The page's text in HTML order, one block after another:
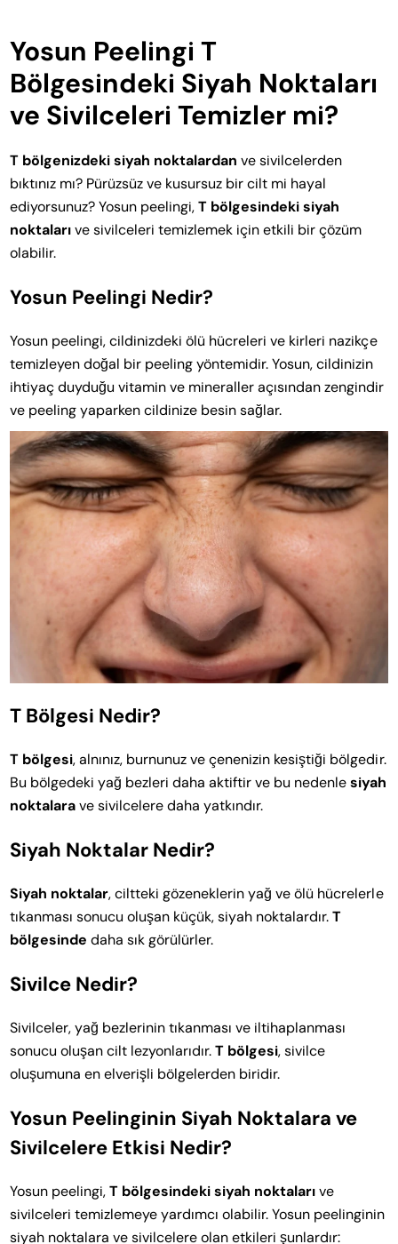
Yosun Peelingi T
Bölgesindeki Siyah Noktaları
ve Sivilceleri Temizler mi?
T bölgenizdeki siyah noktalardan ve sivilcelerden
bıktınız mı? Pürüzsüz ve kusursuz bir cilt mi hayal
ediyorsunuz? Yosun peelingi,T bölgesindeki siyah
noktalarıve sivilceleri temizlemek için etkili bir çözüm
olabilir.
Yosun Peelingi Nedir?
Yosun peelingi, cildinizdeki ölü hücreleri ve kirleri nazikçe
temizleyen doğal bir peeling yöntemidir. Yosun, cildinizin
ihtiyaç duyduğu vitamin ve mineraller açısından zengindir
ve peeling yaparken cildinize besin sağlar.
T Bölgesi Nedir?
T bölgesi, alnınız, burnunuz ve çenenizin kesiştiği bölgedir.
Bu bölgedeki yağ bezleri daha aktiftir ve bu nedenlesiyah
noktalarave sivilcelere daha yatkındır.
Siyah Noktalar Nedir?
Siyah noktalar, ciltteki gözeneklerin yağ ve ölü hücrelerle
tıkanması sonucu oluşan küçük, siyah noktalardır.T
bölgesinde daha sık görülürler.
Sivilce Nedir?
Sivilceler, yağ bezlerinin tıkanması ve iltihaplanması
sonucu oluşan cilt lezyonlarıdır.T bölgesi, sivilce
oluşumuna en elverişli bölgelerden biridir.
Yosun Peelinginin Siyah Noktalara ve
Sivilcelere Etkisi Nedir?
Yosun peelingi,T bölgesindeki siyah noktalarıve
sivilceleri temizlemeye yardımcı olabilir. Yosun peelinginin
siyah noktalara ve sivilcelere olan etkileri şunlardır: